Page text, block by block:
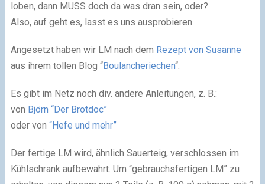
loben, dann MUSS doch da was dran sein, oder?
Also, auf geht es, lasst es uns ausprobieren.
Angesetzt haben wir LM nach dem Rezept von Susanne
aus ihrem tollen Blog “Boulancheriechen“.
Es gibt im Netz noch div. andere Anleitungen, z. B.:
von Björn “Der Brotdoc”
oder von “Hefe und mehr”
Der fertige LM wird, ähnlich Sauerteig, verschlossen im
Kühlschrank aufbewahrt. Um “gebrauchsfertigen LM” zu